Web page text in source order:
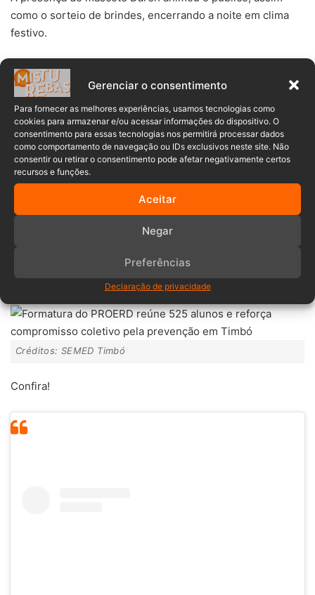
Gerenciar o consentimento
Para fornecer as melhores experiências, usamos tecnologias como
cookies para armazenar e/ou acessar informações do dispositivo. O
consentimento para essas tecnologias nos permitirá processar dados
como comportamento de navegação ou IDs exclusivos neste site. Não
consentir ou retirar o consentimento pode afetar negativamente certos
recursos e funções.
Aceitar
Negar
Preferências
Declaração de privacidade
como o sorteio de brindes, encerrando a noite em clima
festivo.
A tradicional Canção do PROERD foi entoada com
entusiasmo pelas crianças, completando o momento de
celebração.
Realizada com o empenho da Polícia Militar, educadores,
famílias, Prefeitura de Timbó, Secretaria de Educação e
apoio da Viacredi, a formatura do PROERD 2025 reafirmou
o valor da prevenção como ato coletivo.
A cerimônia deixou registrada a esperança de que cada
aluno siga fortalecido para fazer escolhas responsáveis e
contribuir para uma comunidade mais segura e
acolhedora.
Créditos: SEMED Timbó
Confira!